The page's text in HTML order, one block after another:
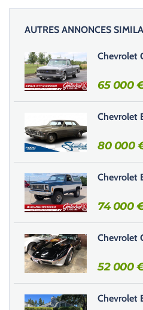
s
e
r
c
e
h
a
m
p
v
i
d
e
.
AUTRES ANNONCES
Chevrolet
65 000
Chevrolet
80 000
Chevrolet
74 000
Chevrolet
52 000
Chevrolet